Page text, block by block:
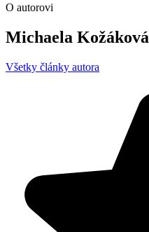
O autorovi
Michaela Kožáková
Všetky články autora